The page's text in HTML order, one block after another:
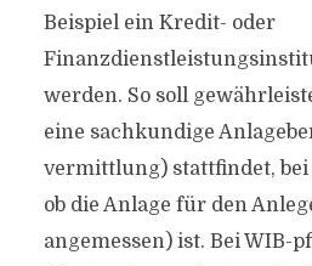
Beispiel ein Kredit- oder
werden. So soll
eine sachkundige
vermittlung) stattfindet,
ob die Anlage für den
angemessen) ist. Bei WIB-